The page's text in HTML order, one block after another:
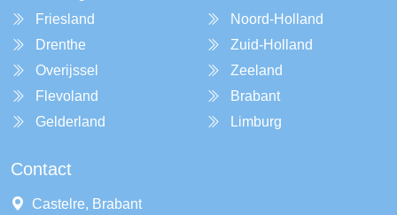
Friesland
Drenthe
Overijssel
Flevoland
Gelderland
Noord-Holland
Zuid-Holland
Zeeland
Brabant
Limburg
Contact
Castelre, Brabant